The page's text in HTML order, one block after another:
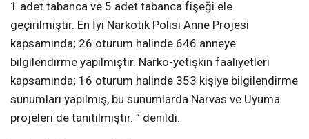
1 adet tabanca ve 5 adet tabanca fişeği ele
geçirilmiştir. En İyi Narkotik Polisi Anne Projesi
kapsamında; 26 oturum halinde 646 anneye
bilgilendirme yapılmıştır. Narko-yetişkin faaliyetleri
kapsamında; 16 oturum halinde 353 kişiye bilgilendirme
sunumları yapılmış, bu sunumlarda Narvas ve Uyuma
projeleri de tanıtılmıştır. ” denildi.